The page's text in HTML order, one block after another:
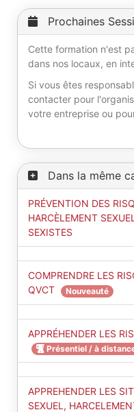
Prochaines
Cette formation n'est
dans nos locaux, en
Si vous êtes
contacter pour
votre entreprise ou
Dans la même
PRÉVENTION DES
HARCÈLEMENT
SEXISTES
COMPRENDRE LES
QVCT
Nouveauté
APPRÉHENDER LES
Présentiel / à
APPREHENDER LES
SEXUEL,